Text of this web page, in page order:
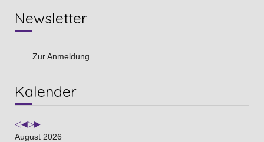
Newsletter
Zur Anmeldung
Kalender
Jahr
Monat
JahrMonat
August 2026